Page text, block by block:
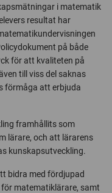
i matematik
resultat har
på både
för att kvaliteten på
till viss del saknas
förmåga att erbjuda
framhållits som
lärare, och att lärarens
kunskapsutveckling.
bidra med fördjupad
matematiklärare, samt